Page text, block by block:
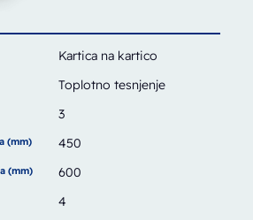
Kartica na kartico
Toplotno tesnjenje
3
(mm) 450
(mm) 600
4